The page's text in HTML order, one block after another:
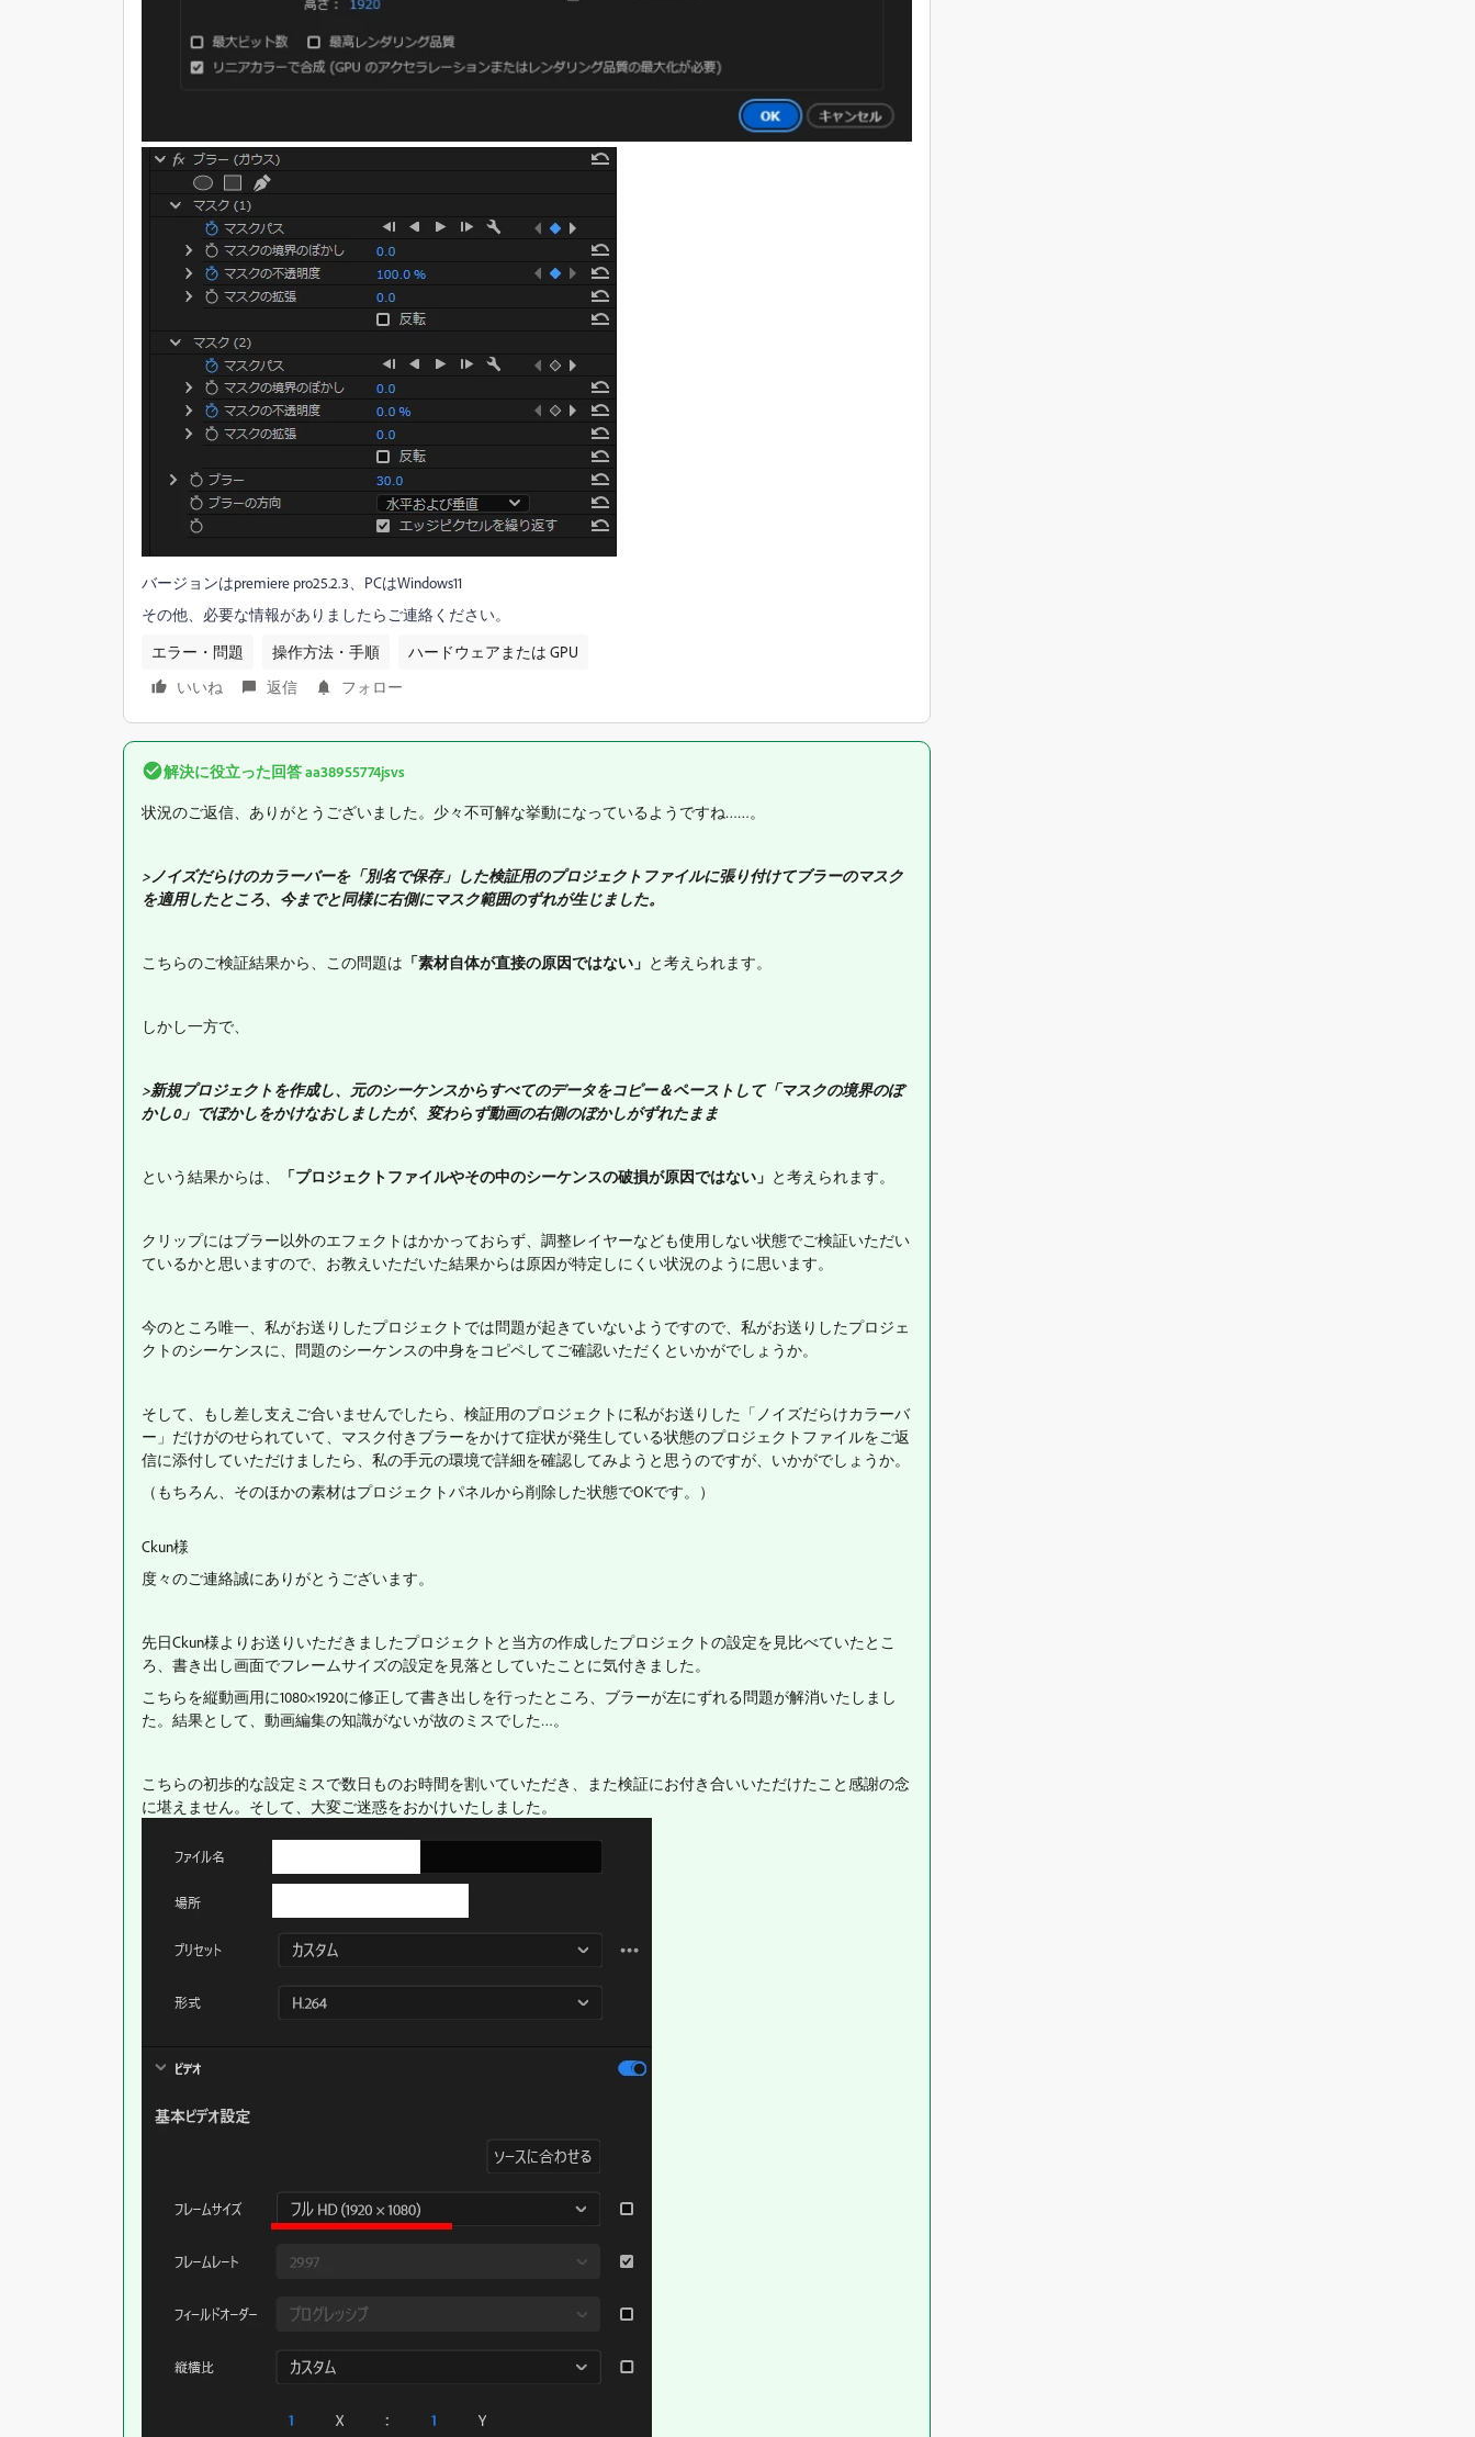
バージョンはpremiere pro25.2.3、PCはWindows11
その他、必要な情報がありましたらご連絡ください。
エラー・問題
操作方法・手順
ハードウェアまたは GPU
いいね
返信 フォロー
解決に役立った回答aa38955774jsvs
状況のご返信、ありがとうございました。少々不可解な挙動になっているようですね……。
>ノイズだらけのカラーバーを「別名で保存」した検証用のプロジェクトファイルに張り付けてブラーのマスク
を適用したところ、今までと同様に右側にマスク範囲のずれが生じました。
こちらのご検証結果から、この問題は 「素材自体が直接の原因ではない」 と考えられます。
しかし一方で、
>新規プロジェクトを作成し、元のシーケンスからすべてのデータをコピー＆ペーストして「マスクの境界のぼ
かし0」でぼかしをかけなおしましたが、変わらず動画の右側のぼかしがずれたまま
という結果からは、 「プロジェクトファイルやその中のシーケンスの破損が原因ではない」 と考えられます。
クリップにはブラー以外のエフェクトはかかっておらず、調整レイヤーなども使用しない状態でご検証いただい
ているかと思いますので、お教えいただいた結果からは原因が特定しにくい状況のように思います。
今のところ唯一、私がお送りしたプロジェクトでは問題が起きていないようですので、私がお送りしたプロジェ
クトのシーケンスに、問題のシーケンスの中身をコピペしてご確認いただくといかがでしょうか。
そして、もし差し支えご合いませんでしたら、検証用のプロジェクトに私がお送りした「ノイズだらけカラーバ
ー」だけがのせられていて、マスク付きブラーをかけて症状が発生している状態のプロジェクトファイルをご返
信に添付していただけましたら、私の手元の環境で詳細を確認してみようと思うのですが、いかがでしょうか。
（もちろん、そのほかの素材はプロジェクトパネルから削除した状態でOKです。）
Ckun様
度々のご連絡誠にありがとうございます。
先日Ckun様よりお送りいただきましたプロジェクトと当方の作成したプロジェクトの設定を見比べていたとこ
ろ、書き出し画面でフレームサイズの設定を見落としていたことに気付きました。
こちらを縦動画用に1080×1920に修正して書き出しを行ったところ、ブラーが左にずれる問題が解消いたしまし
た。結果として、動画編集の知識がないが故のミスでした…。
こちらの初歩的な設定ミスで数日ものお時間を割いていただき、また検証にお付き合いいただけたこと感謝の念
に堪えません。そして、大変ご迷惑をおかけいたしました。